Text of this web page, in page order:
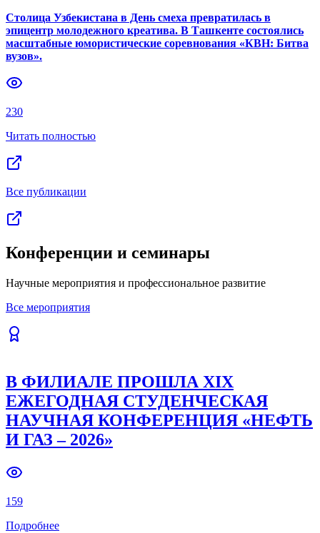
Столица Узбекистана в День смеха превратилась в
эпицентр молодежного креатива. В Ташкенте состоялись
масштабные юмористические соревнования «КВН: Битва
вузов».
230
Читать полностью
Все публикации
Конференции и семинары
Научные мероприятия и профессиональное развитие
Все мероприятия
В ФИЛИАЛЕ ПРОШЛА XIX
ЕЖЕГОДНАЯ СТУДЕНЧЕСКАЯ
НАУЧНАЯ КОНФЕРЕНЦИЯ «НЕФТЬ
И ГАЗ – 2026»
159
Подробнее